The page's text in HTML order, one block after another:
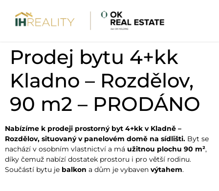
Prodej bytu 4+kk
Kladno – Rozdělov,
90 m2 – PRODÁNO
Nabízíme k prodeji prostorný byt 4+kk v Kladně –
Rozdělov, situovaný v panelovém domě na sídlišti. Byt se
nachází v osobním vlastnictví a má užitnou plochu 90 m²,
díky čemuž nabízí dostatek prostoru i pro větší rodinu.
Součástí bytu je balkon a dům je vybaven výtahem.